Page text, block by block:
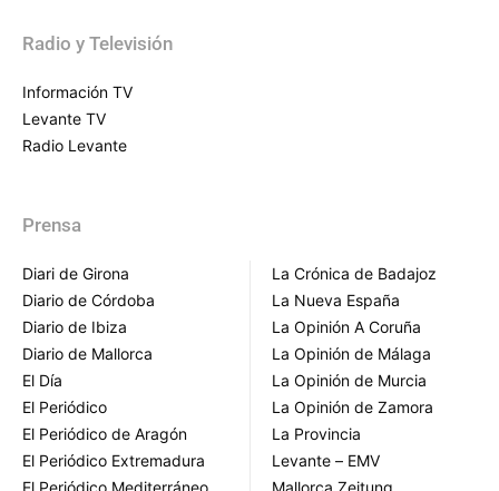
Radio y Televisión
Información TV
Levante TV
Radio Levante
Prensa
Diari de Girona
Diario de Córdoba
Diario de Ibiza
Diario de Mallorca
El Día
El Periódico
El Periódico de Aragón
El Periódico Extremadura
La Crónica de Badajoz
La Nueva España
La Opinión A Coruña
La Opinión de Málaga
La Opinión de Murcia
La Opinión de Zamora
La Provincia
Levante – EMV